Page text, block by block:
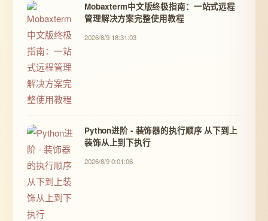
Mobaxterm中文版终极指南：一站式远程
管理解决方案完整使用教程
2026/8/9 18:31:03
Python进阶 - 装饰器的执行顺序 从下到上
装饰从上到下执行
2026/8/9 0:01:06